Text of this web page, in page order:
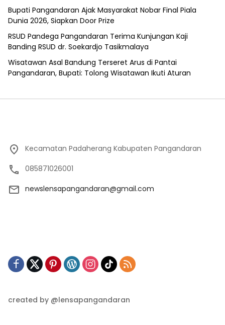
Bupati Pangandaran Ajak Masyarakat Nobar Final Piala
Dunia 2026, Siapkan Door Prize
RSUD Pandega Pangandaran Terima Kunjungan Kaji
Banding RSUD dr. Soekardjo Tasikmalaya
Wisatawan Asal Bandung Terseret Arus di Pantai
Pangandaran, Bupati: Tolong Wisatawan Ikuti Aturan
Kecamatan Padaherang Kabupaten Pangandaran
085871026001
newslensapangandaran@gmail.com
created by @lensapangandaran